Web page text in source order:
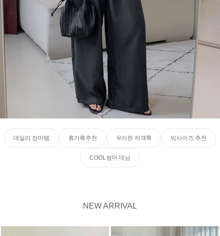
데일리 장마템 휴가룩추천 우아한 하객룩 빅사이즈 추천
COOL썸머 데님
NEW ARRIVAL